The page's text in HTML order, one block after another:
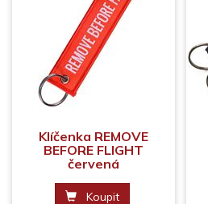
Klíčenka REMOVE
BEFORE FLIGHT
červená
Koupit